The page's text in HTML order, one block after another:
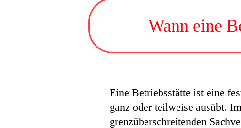
Wann eine
Eine Betriebsstätte ist eine
ganz oder teilweise ausübt.
grenzüberschreitenden